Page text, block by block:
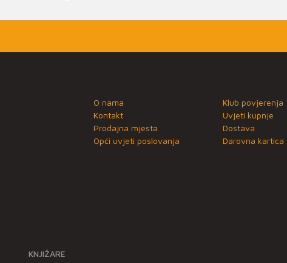
O nama
Kontakt
Prodajna mjesta
Opći uvjeti poslovanja
Klub povjerenja
Uvjeti kupnje
Dostava
Darovna kartica
KNJIŽARE